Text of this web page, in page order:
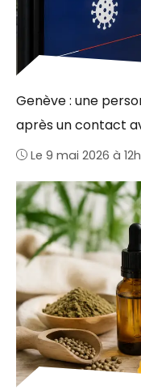
Genève : une
après un contact
Le 9 mai 2026 à